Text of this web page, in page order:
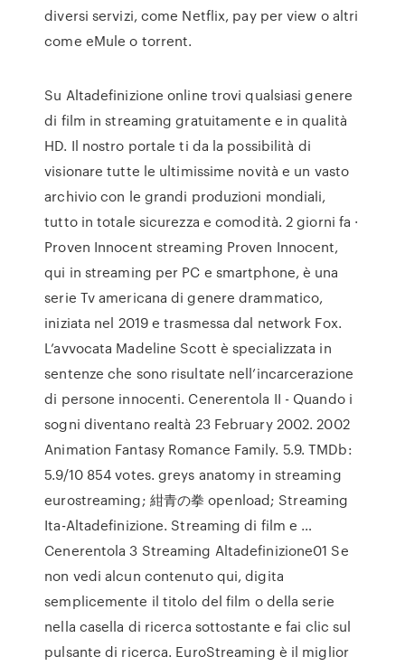
diversi servizi, come Netflix, pay per view o altri
come eMule o torrent.
Su Altadefinizione online trovi qualsiasi genere
di film in streaming gratuitamente e in qualità
HD. Il nostro portale ti da la possibilità di
visionare tutte le ultimissime novità e un vasto
archivio con le grandi produzioni mondiali,
tutto in totale sicurezza e comodità. 2 giorni fa ·
Proven Innocent streaming Proven Innocent,
qui in streaming per PC e smartphone, è una
serie Tv americana di genere drammatico,
iniziata nel 2019 e trasmessa dal network Fox.
L’avvocata Madeline Scott è specializzata in
sentenze che sono risultate nell’incarcerazione
di persone innocenti. Cenerentola II - Quando i
sogni diventano realtà 23 February 2002. 2002
Animation Fantasy Romance Family. 5.9. TMDb:
5.9/10 854 votes. greys anatomy in streaming
eurostreaming; 紺青の拳 openload; Streaming
Ita-Altadefinizione. Streaming di film e …
Cenerentola 3 Streaming Altadefinizione01 Se
non vedi alcun contenuto qui, digita
semplicemente il titolo del film o della serie
nella casella di ricerca sottostante e fai clic sul
pulsante di ricerca. EuroStreaming è il miglior